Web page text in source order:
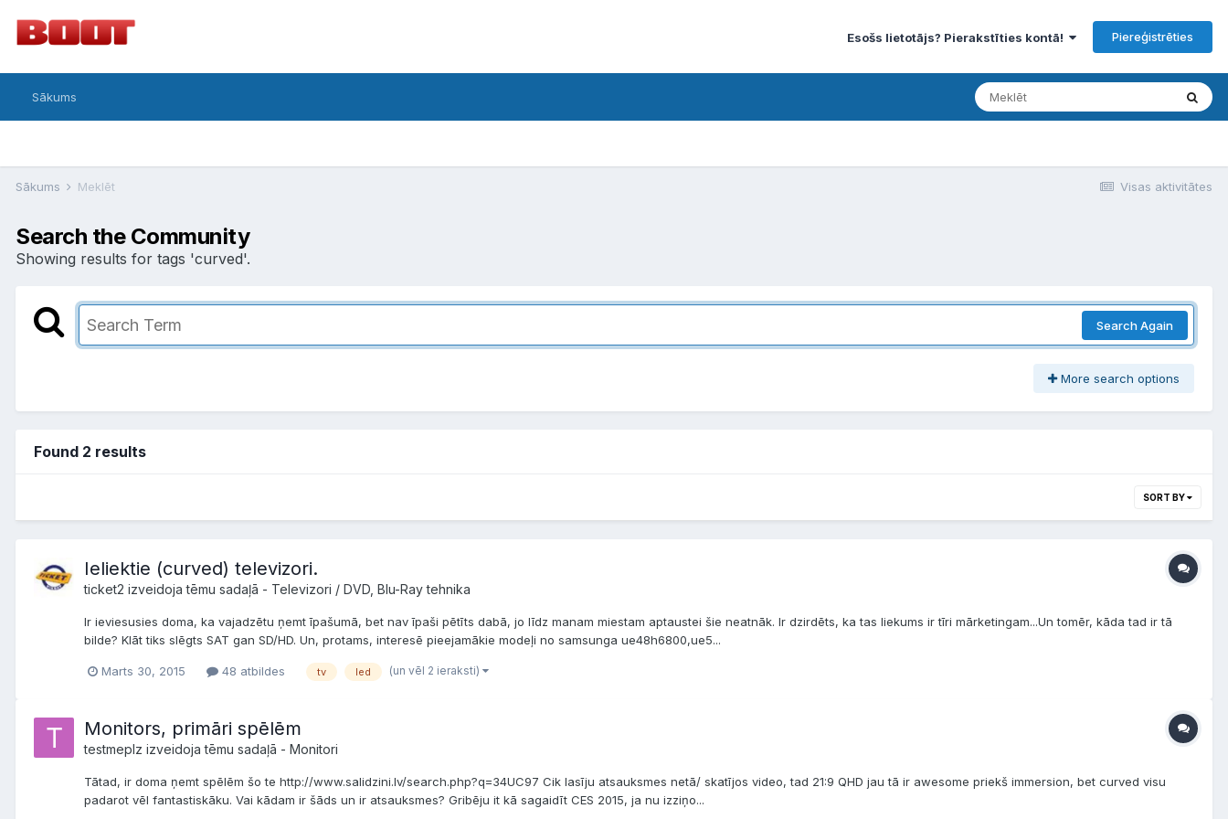
Esošs lietotājs? Pierakstīties kontā! Piereģistrēties
Sākums
Visas aktivitātes
Sākums Meklēt
Search the Community
Showing results for tags 'curved'.
Search Again
More search options
Found 2 results
SORT BY
Ieliektie (curved) televizori.
ticket2 izveidoja tēmu sadaļā - Televizori / DVD, Blu-Ray tehnika
Ir ieviesusies doma, ka vajadzētu ņemt īpašumā, bet nav īpaši pētīts dabā, jo līdz manam miestam aptaustei šie neatnāk. Ir dzirdēts, ka tas liekums ir tīri mārketingam...Un tomēr, kāda tad ir tā
bilde? Klāt tiks slēgts SAT gan SD/HD. Un, protams, interesē pieejamākie modeļi no samsunga ue48h6800,ue5...
Marts 30, 2015 48 atbildes tv led (un vēl 2 ieraksti)
Monitors, primāri spēlēm
testmeplz izveidoja tēmu sadaļā - Monitori
Tātad, ir doma ņemt spēlēm šo te http://www.salidzini.lv/search.php?q=34UC97 Cik lasīju atsauksmes netā/ skatījos video, tad 21:9 QHD jau tā ir awesome priekš immersion, bet curved visu
padarot vēl fantastiskāku. Vai kādam ir šāds un ir atsauksmes? Gribēju it kā sagaidīt CES 2015, ja nu izziņo...